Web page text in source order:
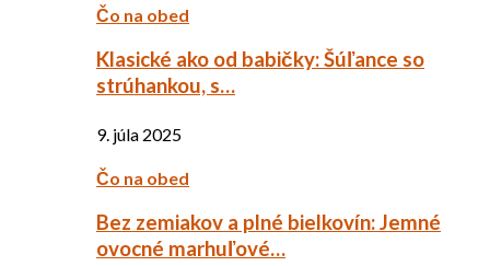
Čo na obed
Klasické ako od babičky: Šúľance so
strúhankou, s…
9. júla 2025
Čo na obed
Bez zemiakov a plné bielkovín: Jemné
ovocné marhuľové…